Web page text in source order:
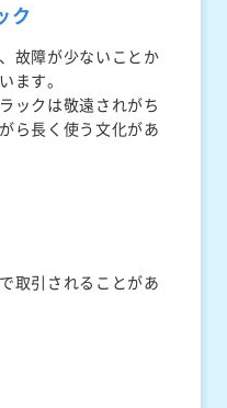
ク
故障が少ないことか
ます。
ックは敬遠されがち
ら長く使う文化があ
取引されることがあ